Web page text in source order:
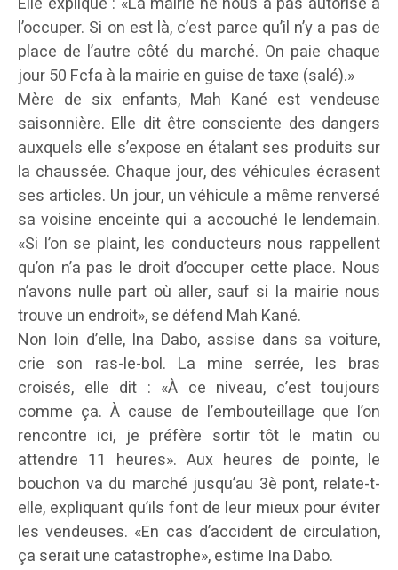
l’occuper. Si on est là, c’est parce qu’il n’y a pas de
place de l’autre côté du marché. On paie chaque
jour 50 Fcfa à la mairie en guise de taxe (salé).»
Mère de six enfants, Mah Kané est vendeuse
saisonnière. Elle dit être consciente des dangers
auxquels elle s’expose en étalant ses produits sur
la chaussée. Chaque jour, des véhicules écrasent
ses articles. Un jour, un véhicule a même renversé
sa voisine enceinte qui a accouché le lendemain.
«Si l’on se plaint, les conducteurs nous rappellent
qu’on n’a pas le droit d’occuper cette place. Nous
n’avons nulle part où aller, sauf si la mairie nous
trouve un endroit», se défend Mah Kané.
Non loin d’elle, Ina Dabo, assise dans sa voiture,
crie son ras-le-bol. La mine serrée, les bras
croisés, elle dit : «À ce niveau, c’est toujours
comme ça. À cause de l’embouteillage que l’on
rencontre ici, je préfère sortir tôt le matin ou
attendre 11 heures». Aux heures de pointe, le
bouchon va du marché jusqu’au 3è pont, relate-t-
elle, expliquant qu’ils font de leur mieux pour éviter
les vendeuses. «En cas d’accident de circulation,
ça serait une catastrophe», estime Ina Dabo.